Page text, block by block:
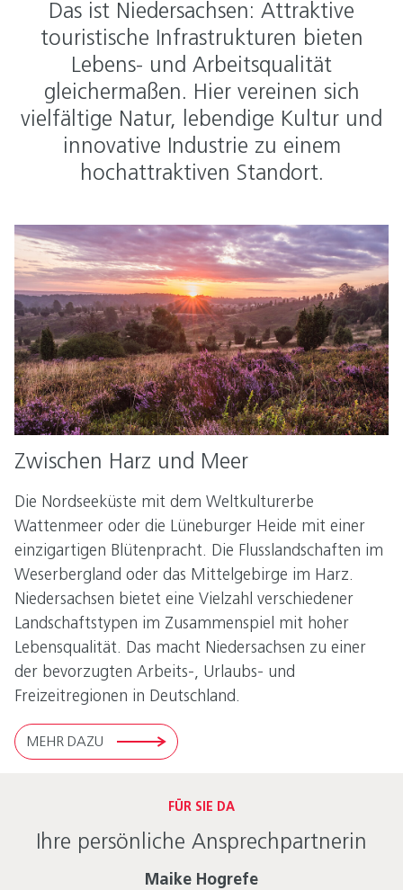
Das ist Niedersachsen: Attraktive
touristische Infrastrukturen bieten
Lebens- und Arbeitsqualität
gleichermaßen. Hier vereinen sich
vielfältige Natur, lebendige Kultur und
innovative Industrie zu einem
hochattraktiven Standort.
Zwischen Harz und Meer
Die Nordseeküste mit dem Weltkulturerbe
Wattenmeer oder die Lüneburger Heide mit einer
einzigartigen Blütenpracht. Die Flusslandschaften im
Weserbergland oder das Mittelgebirge im Harz.
Niedersachsen bietet eine Vielzahl verschiedener
Landschaftstypen im Zusammenspiel mit hoher
Lebensqualität. Das macht Niedersachsen zu einer
der bevorzugten Arbeits-, Urlaubs- und
Freizeitregionen in Deutschland.
MEHR DAZU
Ihre persönliche Ansprechpartnerin
FÜR SIE DA
Maike Hogrefe